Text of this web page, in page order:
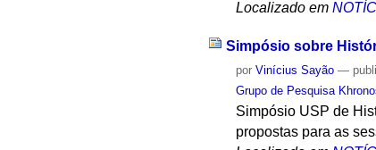
Localizado em
Simpósio sobre
porVinícius Sayão —
Grupo de Pesquisa
Simpósio USP de
propostas para as